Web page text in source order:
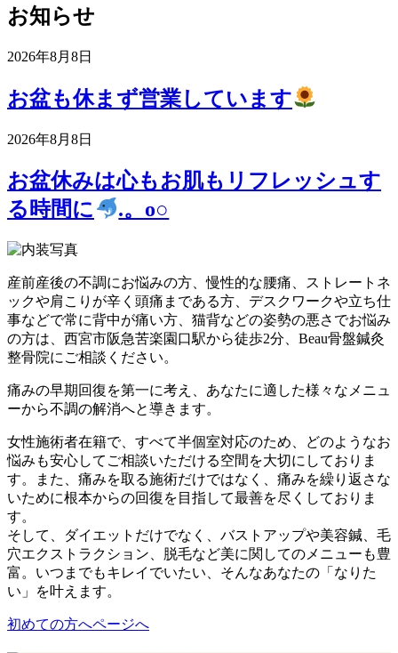
お知らせ
2026年8月8日
お盆も休まず営業しています
2026年8月8日
お盆休みは心もお肌もリフレッシュす
る時間に
.。o○
産前産後の不調にお悩みの方、慢性的な腰痛、ストレートネ
ックや肩こりが辛く頭痛まである方、デスクワークや立ち仕
事などで常に背中が痛い方、猫背などの姿勢の悪さでお悩み
の方は、西宮市阪急苦楽園口駅から徒歩2分、Beau骨盤鍼灸
整骨院にご相談ください。
痛みの早期回復を第一に考え、あなたに適した様々なメニュ
ーから不調の解消へと導きます。
女性施術者在籍で、すべて半個室対応のため、どのようなお
悩みも安心してご相談いただける空間を大切にしておりま
す。また、痛みを取る施術だけではなく、痛みを繰り返さな
いために根本からの回復を目指して最善を尽くしておりま
す。
そして、ダイエットだけでなく、バストアップや美容鍼、毛
穴エクストラクション、脱毛など美に関してのメニューも豊
富。いつまでもキレイでいたい、そんなあなたの「なりた
い」を叶えます。
初めての方へページへ